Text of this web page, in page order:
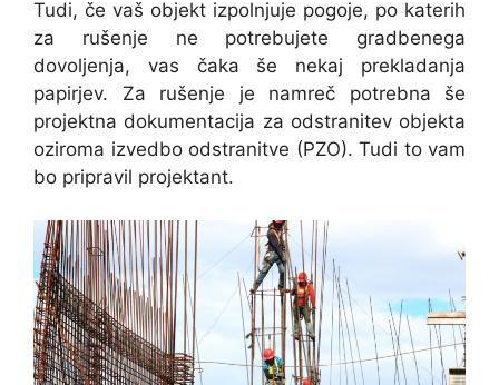
Tudi, če vaš objekt izpolnjuje pogoje, po katerih
za rušenje ne potrebujete gradbenega
dovoljenja, vas čaka še nekaj prekladanja
papirjev. Za rušenje je namreč potrebna še
projektna dokumentacija za odstranitev objekta
oziroma izvedbo odstranitve (PZO). Tudi to vam
bo pripravil projektant.